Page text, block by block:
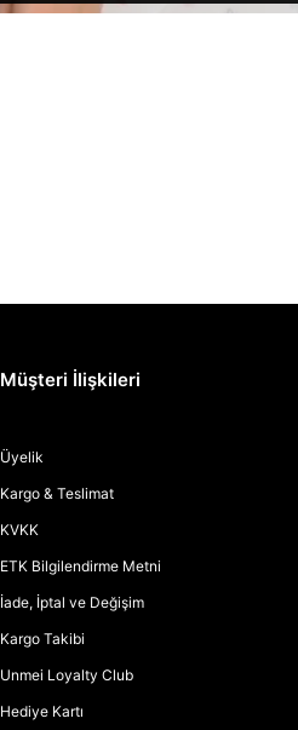
Müşteri İlişkileri
Üyelik
Kargo & Teslimat
KVKK
ETK Bilgilendirme Metni
İade, İptal ve Değişim
Kargo Takibi
Unmei Loyalty Club
Hediye Kartı